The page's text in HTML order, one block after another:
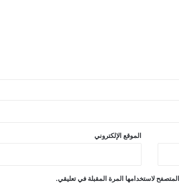
الموقع الإلكتروني
لاستخدامها المرة المقبلة في تعليقي.